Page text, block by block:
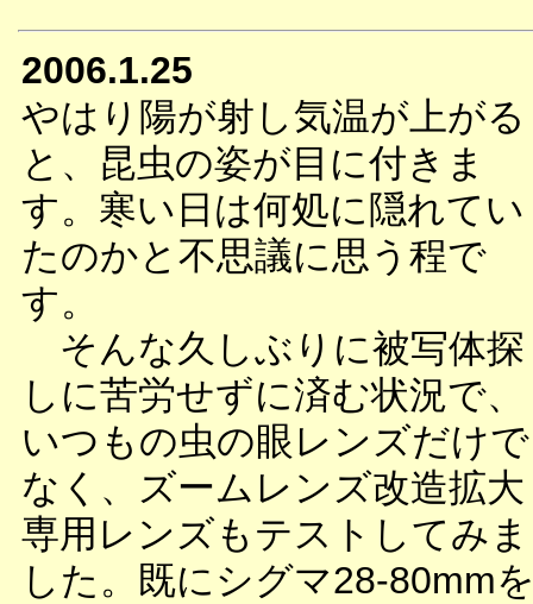
2006.1.25
やはり陽が射し気温が上がる
と、昆虫の姿が目に付きま
す。寒い日は何処に隠れてい
たのかと不思議に思う程で
す。
そんな久しぶりに被写体探
しに苦労せずに済む状況で、
いつもの虫の眼レンズだけで
なく、ズームレンズ改造拡大
専用レンズもテストしてみま
した。既にシグマ28-80mm